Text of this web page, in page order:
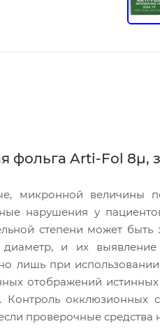
фольга Arti-Fol 8µ,
микронной величины
нарушения у
степени может быть
и их выявление
лишь при
отображений
Контроль
проверочные